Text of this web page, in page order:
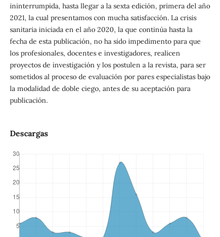
ininterrumpida, hasta llegar a la sexta edición, primera del año
2021, la cual presentamos con mucha satisfacción. La crisis
sanitaria iniciada en el año 2020, la que continúa hasta la
fecha de esta publicación, no ha sido impedimento para que
los profesionales, docentes e investigadores, realicen
proyectos de investigación y los postulen a la revista, para ser
sometidos al proceso de evaluación por pares especialistas bajo
la modalidad de doble ciego, antes de su aceptación para
publicación.
Descargas